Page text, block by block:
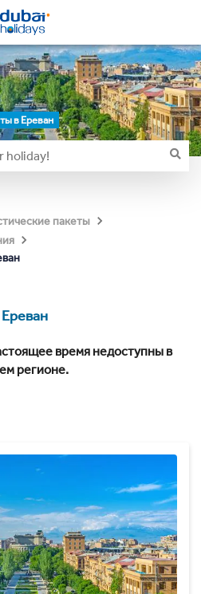
в Ереван
пакеты
Ереван
время недоступны в
регионе.